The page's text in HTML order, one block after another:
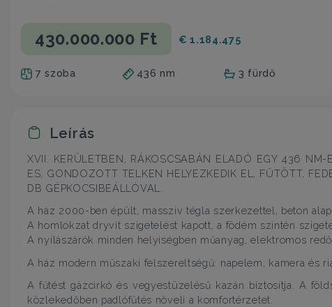
430.000.000 Ft € 1.184.475
7 szoba 436 nm 3 fürdő
Leírás
XVII. KERÜLETBEN, RÁKOSCSABÁN ELADÓ EGY 436
ES, GONDOZOTT TELKEN HELYEZKEDIK EL, FŰTÖTT,
DB GÉPKOCSIBEÁLLÓVAL.
A ház 2000-ben épült, masszív tégla szerkezettel, beton
A homlokzat dryvit szigetelést kapott, a födém szintén
A nyílászárók minden helyiségben műanyag, elektromos
A ház modern műszaki felszereltségű: napelem, kamera és
A fűtést gázcirkó és vegyestüzelésű kazán biztosítja. A
közlekedőben padlófűtés növeli a komfortérzetet.